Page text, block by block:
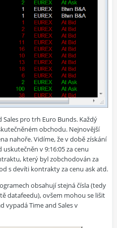
pro trh Euro Bunds. Každý
obchodu. Nejnovější
nahoře. Vidíme, že v době získání
v 9:16:05 za cenu
který byl zobchodován za
s devíti kontrakty za cenu ask atd.
obsahují stejná čísla (tedy
datafeedu), ovšem mohou se lišit
vypadá Time and Sales v